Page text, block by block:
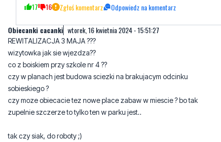
17 16 Zgłoś komentarz Odpowiedz na komentarz
Obiecanki cacanki wtorek, 16 kwietnia 2024 - 15:51:27
REWITALIZACJA 3 MAJA ???
wizytowka jak sie wjezdza??
co z boiskiem przy szkole nr 4 ??
czy w planach jest budowa sciezki na brakujacym odcinku
sobieskiego ?
czy moze obiecacie tez nowe place zabaw w miescie ? bo tak
zupelnie szczerze to tylko ten w parku jest..
tak czy siak, do roboty ;)